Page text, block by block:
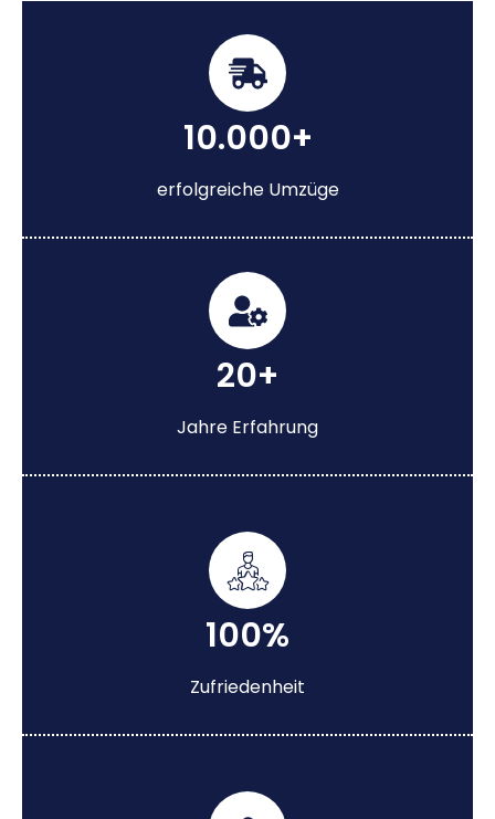
10.000+
erfolgreiche Umzüge
20+
Jahre Erfahrung
100%
Zufriedenheit